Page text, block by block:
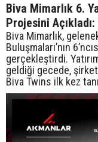
Biva Mimarlık 6.
Projesini
Biva Mimarlık,
Buluşmaları’nın
gerçekleştirdi.
geldiği gecede,
Biva Twins ilk kez